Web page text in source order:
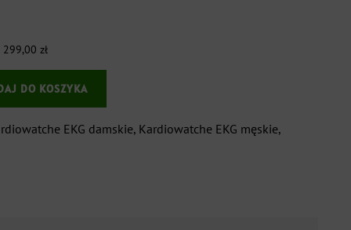
299,00 zł
DO KOSZYKA
EKG damskie, Kardiowatche EKG męskie,